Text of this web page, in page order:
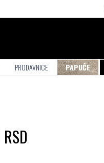
PRODAVNICE PAPUČE
RSD